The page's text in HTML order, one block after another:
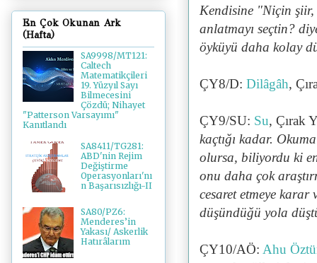
Kendisine "Niçin şiir,
anlatmayı seçtin?
öyküyü daha kolay
ÇY8/D: Dilâgâh,
ÇY9/SU: Su, Çırak
kaçtığı kadar.
olursa, biliyordu ki
onu daha çok
cesaret etmeye
düşündüğü yola
ÇY10/AÖ: Ahu
En Çok Okunan Ark
(Hafta)
SA9998/MT121:
Caltech
Matematikçileri
19. Yüzyıl Sayı
Bilmecesini
Çözdü; Nihayet
"Patterson Varsayımı"
Kanıtlandı
SA8411/TG281:
ABD'nin Rejim
Değiştirme
Operasyonları'nı
n Başarısızlığı-II
SA80/PZ6:
Menderes’in
Yakası/ Askerlik
Hatırâlarım